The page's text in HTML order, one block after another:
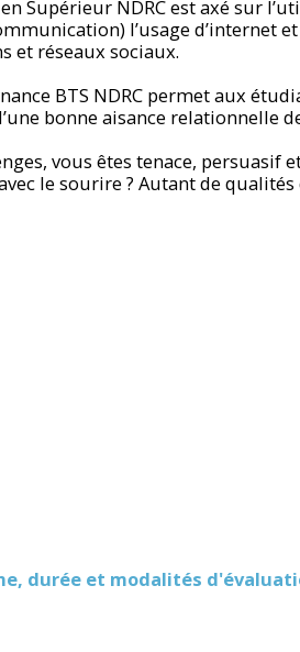
Supérieur NDRC est axé sur
l’usage d’internet
et réseaux sociaux.
BTS NDRC permet aux
bonne aisance relationnelle
vous êtes tenace, persuasif
le sourire ? Autant de
durée et modalités